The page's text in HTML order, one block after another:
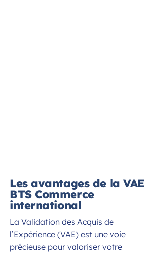
Les avantages de la VAE
BTS Commerce
international
La Validation des Acquis de
l’Expérience (VAE) est une voie
précieuse pour valoriser votre